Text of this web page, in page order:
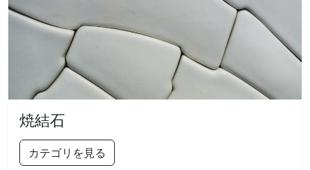
焼結石
カテゴリを見る